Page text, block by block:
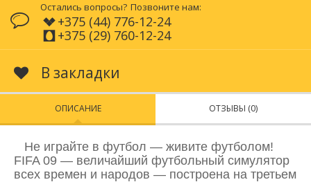
Остались вопросы? Позвоните нам:
+375 (44) 776-12-24
+375 (29) 760-12-24
В закладки
ОПИСАНИЕ ОТЗЫВЫ (0)
Не играйте в футбол — живите футболом!
FIFA 09 — величайший футбольный симулятор
всех времен и народов — построена на третьем